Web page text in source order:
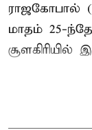
ராஜகோபால்
மாதம் 25-
சூளகிரியில்